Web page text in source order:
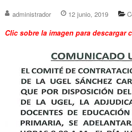
administrador 12 junio, 2019
Clic sobre la imagen para descargar